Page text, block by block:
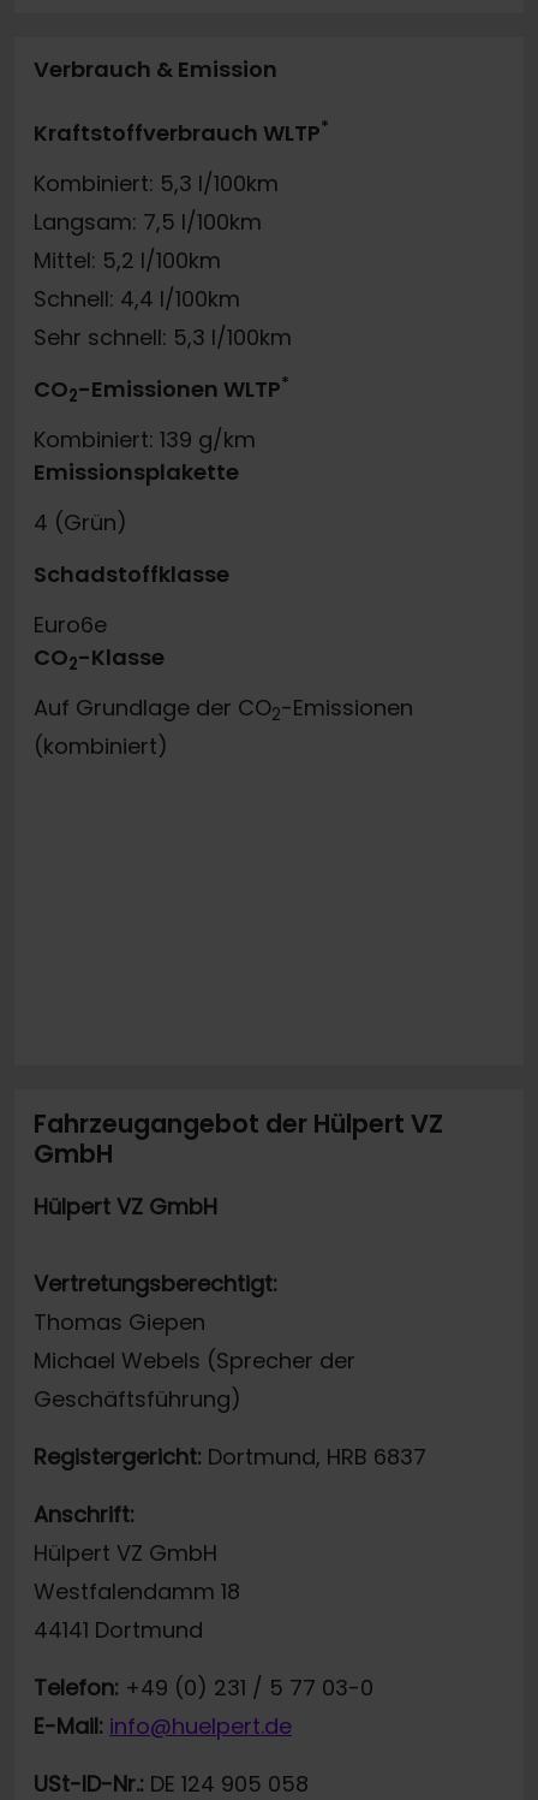
Verbrauch & Emission
Kraftstoffverbrauch WLTP*
Kombiniert: 5,3 l/100km
Langsam: 7,5 l/100km
Mittel: 5,2 l/100km
Schnell: 4,4 l/100km
Sehr schnell: 5,3 l/100km
CO2-Emissionen WLTP*
Kombiniert: 139 g/km
Emissionsplakette
4 (Grün)
Schadstoffklasse
Euro6e
CO2-Klasse
Auf Grundlage der CO2-Emissionen
(kombiniert)
Fahrzeugangebot der Hülpert VZ
GmbH
Hülpert VZ GmbH
Vertretungsberechtigt:
Thomas Giepen
Michael Webels (Sprecher der
Geschäftsführung)
Registergericht: Dortmund, HRB 6837
Anschrift:
Hülpert VZ GmbH
Westfalendamm 18
44141 Dortmund
Telefon: +49 (0) 231 / 5 77 03-0
E-Mail: info@huelpert.de
USt-ID-Nr.: DE 124 905 058